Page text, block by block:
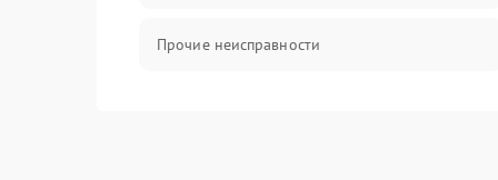
Прочие неисправности